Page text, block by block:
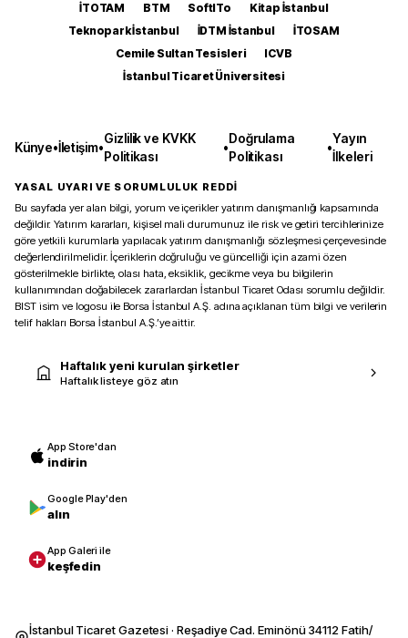
İTOTAM BTM SoftITo
Kitap İstanbul
Teknopark İstanbul
İDTM İstanbul
İTOSAM
Cemile Sultan Tesisleri
ICVB
İstanbul Ticaret Üniversitesi
Künye•İletişim•
Gizlilik ve KVKK
Politikası
•
Doğrulama
Politikası
•
Yayın
İlkeleri
YASAL UYARI VE SORUMLULUK REDDİ
Bu sayfada yer alan bilgi, yorum ve içerikler yatırım danışmanlığı kapsamında
değildir. Yatırım kararları, kişisel mali durumunuz ile risk ve getiri tercihlerinize
göre yetkili kurumlarla yapılacak yatırım danışmanlığı sözleşmesi çerçevesinde
değerlendirilmelidir. İçeriklerin doğruluğu ve güncelliği için azami özen
gösterilmekle birlikte, olası hata, eksiklik, gecikme veya bu bilgilerin
kullanımından doğabilecek zararlardan İstanbul Ticaret Odası sorumlu değildir.
BIST isim ve logosu ile Borsa İstanbul A.Ş. adına açıklanan tüm bilgi ve verilerin
telif hakları Borsa İstanbul A.Ş.’ye aittir.
Haftalık yeni kurulan şirketler
Haftalık listeye göz atın
App Store'dan
indirin
Google Play'den
alın
App Galeri ile
keşfedin
İstanbul Ticaret Gazetesi · Reşadiye Cad. Eminönü 34112 Fatih/